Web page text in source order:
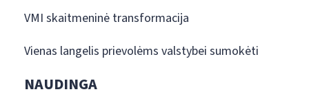
VMI skaitmeninė transformacija
Vienas langelis prievolėms valstybei sumokėti
NAUDINGA